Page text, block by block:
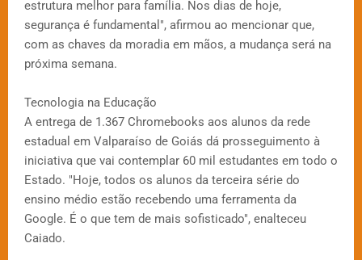
estrutura melhor para família. Nos dias de hoje,
segurança é fundamental", afirmou ao mencionar que,
com as chaves da moradia em mãos, a mudança será na
próxima semana.
Tecnologia na Educação
A entrega de 1.367 Chromebooks aos alunos da rede
estadual em Valparaíso de Goiás dá prosseguimento à
iniciativa que vai contemplar 60 mil estudantes em todo o
Estado. "Hoje, todos os alunos da terceira série do
ensino médio estão recebendo uma ferramenta da
Google. É o que tem de mais sofisticado", enalteceu
Caiado.